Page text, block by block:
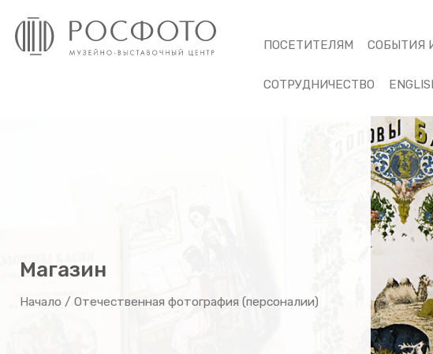
ПОСЕТИТЕЛЯМ СОБЫТИЯ
СОТРУДНИЧЕСТВО
Магазин
Начало / Отечественная фотография (персоналии)